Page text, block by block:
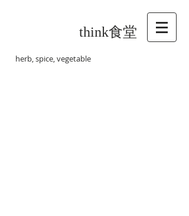
think食堂
herb, spice, vegetable